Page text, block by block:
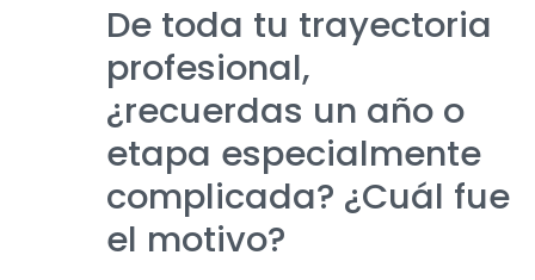
De toda tu trayectoria
profesional,
¿recuerdas un año o
etapa especialmente
complicada? ¿Cuál fue
el motivo?